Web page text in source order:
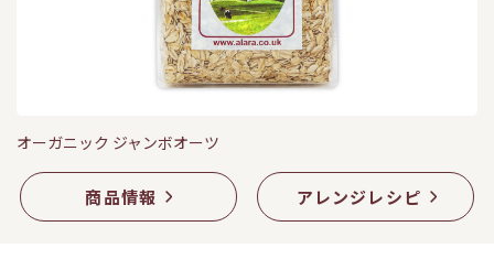
オーガニック ジャンボオーツ
商品情報 アレンジレシピ